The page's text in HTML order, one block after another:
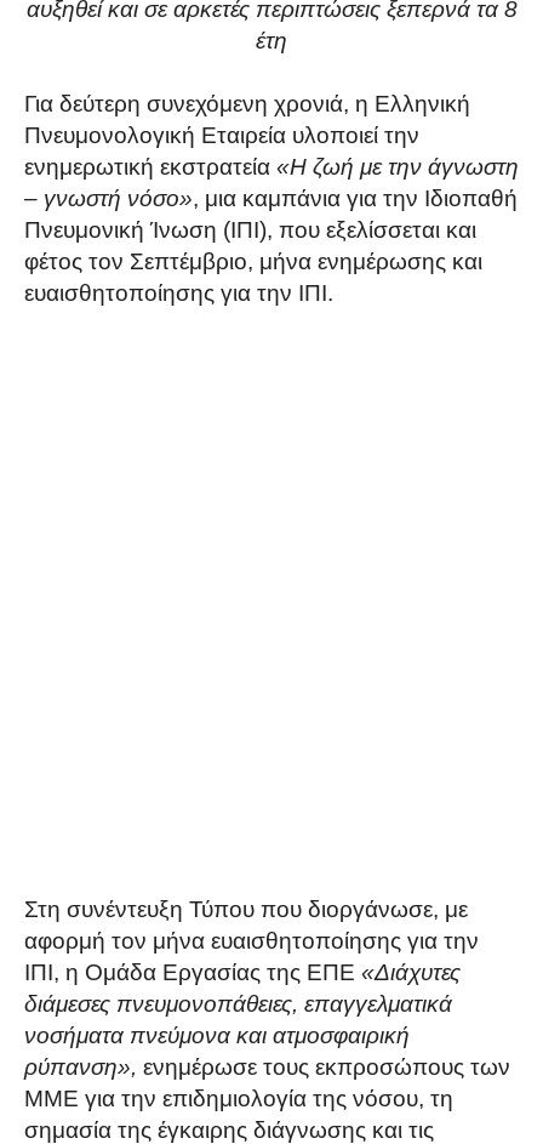
αυξηθεί και σε αρκετές περιπτώσεις ξεπερνά τα 8
έτη
Για δεύτερη συνεχόμενη χρονιά, η Ελληνική
Πνευμονολογική Εταιρεία υλοποιεί την
ενημερωτική εκστρατεία «Η ζωή με την άγνωστη
– γνωστή νόσο», μια καμπάνια για την Ιδιοπαθή
Πνευμονική Ίνωση (ΙΠΙ), που εξελίσσεται και
φέτος τον Σεπτέμβριο, μήνα ενημέρωσης και
ευαισθητοποίησης για την ΙΠΙ.
Στη συνέντευξη Τύπου που διοργάνωσε, με
αφορμή τον μήνα ευαισθητοποίησης για την
ΙΠΙ, η Ομάδα Εργασίας της ΕΠΕ «Διάχυτες
διάμεσες πνευμονοπάθειες, επαγγελματικά
νοσήματα πνεύμονα και ατμοσφαιρική
ρύπανση», ενημέρωσε τους εκπροσώπους των
ΜΜΕ για την επιδημιολογία της νόσου, τη
σημασία της έγκαιρης διάγνωσης και τις